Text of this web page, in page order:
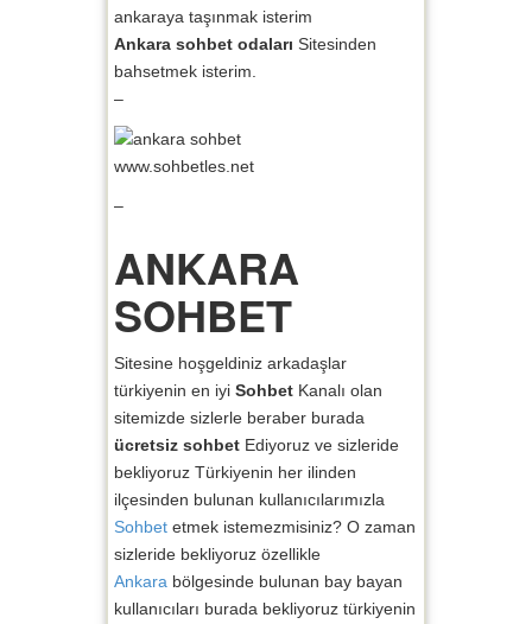
ankaraya taşınmak isterim
Ankara sohbet odaları Sitesinden
bahsetmek isterim.
–
www.sohbetles.net
–
ANKARA
SOHBET
Sitesine hoşgeldiniz arkadaşlar
türkiyenin en iyi Sohbet Kanalı olan
sitemizde sizlerle beraber burada
ücretsiz sohbet Ediyoruz ve sizleride
bekliyoruz Türkiyenin her ilinden
ilçesinden bulunan kullanıcılarımızla
Sohbet etmek istemezmisiniz? O zaman
sizleride bekliyoruz özellikle
Ankara bölgesinde bulunan bay bayan
kullanıcıları burada bekliyoruz türkiyenin